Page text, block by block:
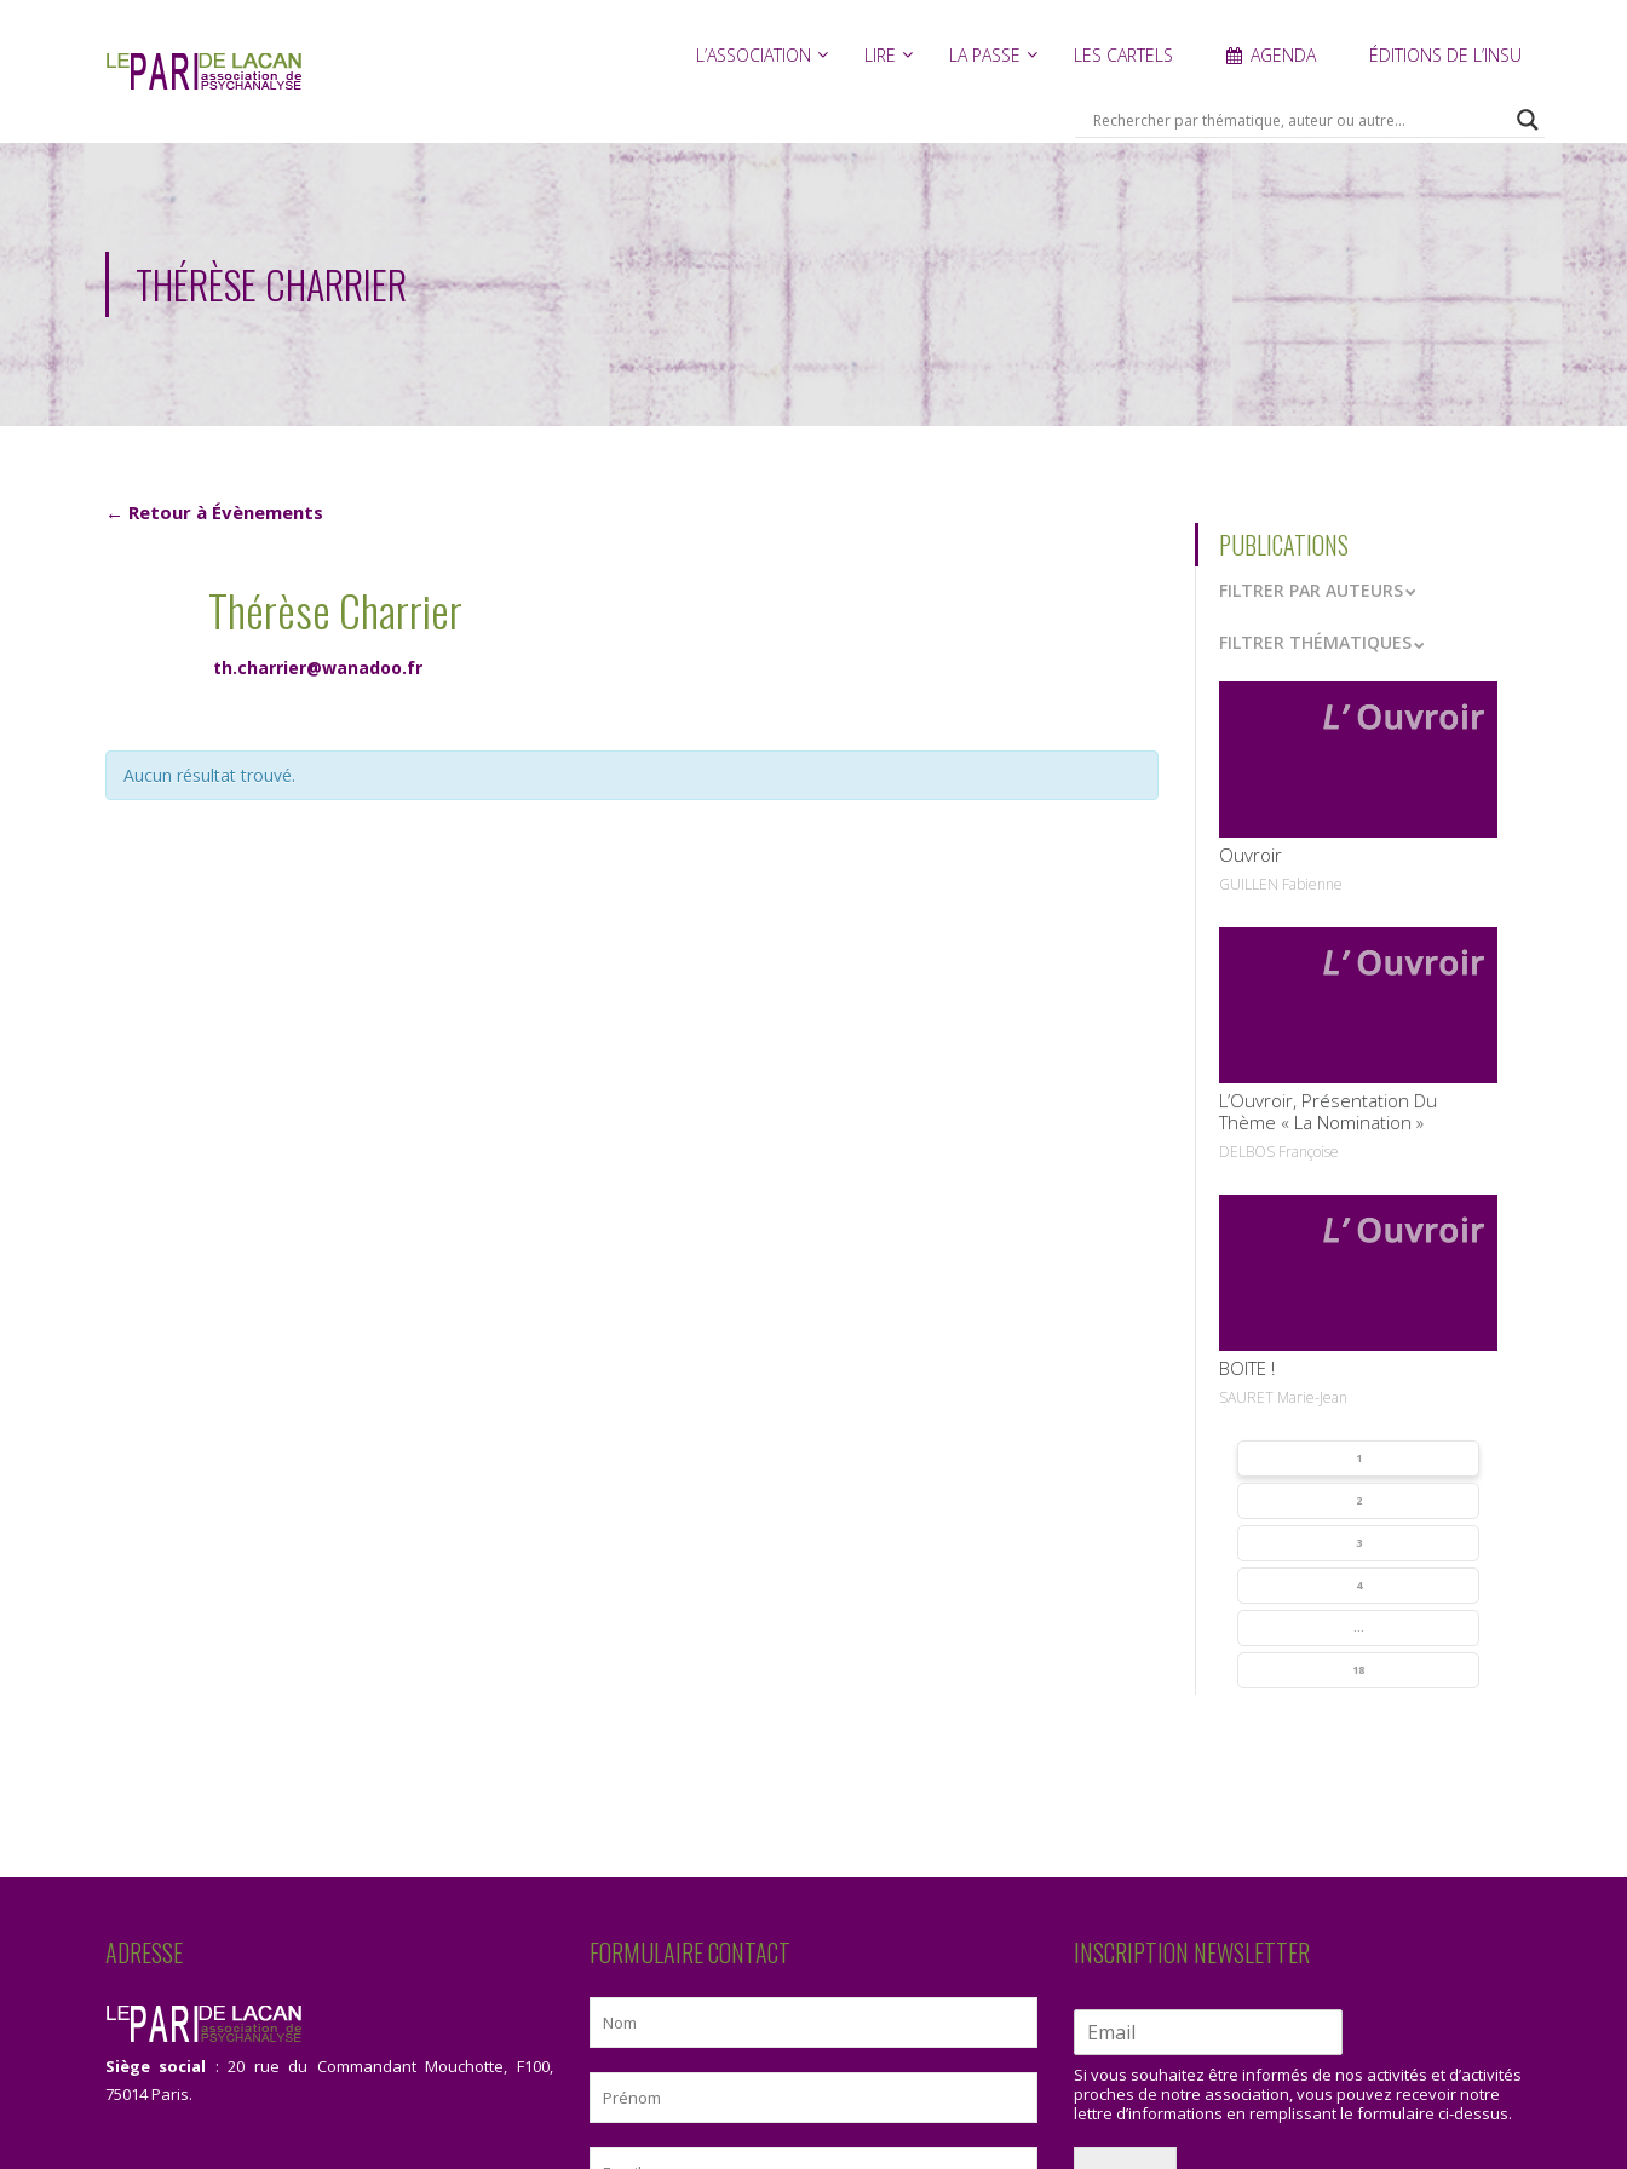
L’ASSOCIATION LIRE LA PASSE LES CARTELS AGENDA ÉDITIONS DE L’INSU
THÉRÈSE CHARRIER
← Retour à Évènements
Thérèse Charrier
th.charrier@wanadoo.fr
Aucun résultat trouvé.
PUBLICATIONS
FILTRER PAR AUTEURS
FILTRER THÉMATIQUES
Ouvroir
GUILLEN Fabienne
L’Ouvroir, Présentation Du
Thème « La Nomination »
DELBOS Françoise
BOITE !
SAURET Marie-Jean
1
2
3
4
18
ADRESSE
Siège social : 20 rue du Commandant Mouchotte, F100,
75014 Paris.
FORMULAIRE CONTACT INSCRIPTION NEWSLETTER
Si vous souhaitez être informés de nos activités et d’activités
proches de notre association, vous pouvez recevoir notre
lettre d’informations en remplissant le formulaire ci-dessus.